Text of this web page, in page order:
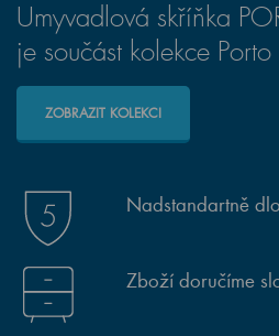
Umyvadlová skříňka
je součást kolekce Porto
ZOBRAZIT KOLEKCI
Nadstandartně
Zboží doručíme